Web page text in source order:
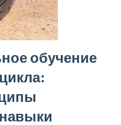
обучение